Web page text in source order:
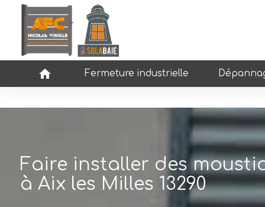
home Fermeture industrielle
Faire installer des
à Aix les Milles 13290
Panneau de gestion des cookies